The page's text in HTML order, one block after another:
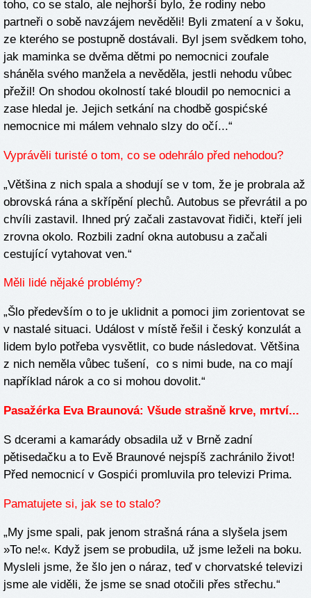
toho, co se stalo, ale nejhorší bylo, že rodiny nebo
partneři o sobě navzájem nevěděli! Byli zmatení a v šoku,
ze kterého se postupně dostávali. Byl jsem svědkem toho,
jak maminka se dvěma dětmi po nemocnici zoufale
sháněla svého manžela a nevěděla, jestli nehodu vůbec
přežil! On shodou okolností také bloudil po nemocnici a
zase hledal je. Jejich setkání na chodbě gospićské
nemocnice mi málem vehnalo slzy do očí...“
Vyprávěli turisté o tom, co se odehrálo před nehodou?
„Většina z nich spala a shodují se v tom, že je probrala až
obrovská rána a skřípění plechů. Autobus se převrátil a po
chvíli zastavil. Ihned prý začali zastavovat řidiči, kteří jeli
zrovna okolo. Rozbili zadní okna autobusu a začali
cestující vytahovat ven.“
Měli lidé nějaké problémy?
„Šlo především o to je uklidnit a pomoci jim zorientovat se
v nastalé situaci. Událost v místě řešil i český konzulát a
lidem bylo potřeba vysvětlit, co bude následovat. Většina
z nich neměla vůbec tušení, co s nimi bude, na co mají
například nárok a co si mohou dovolit.“
Pasažérka Eva Braunová: Všude strašně krve, mrtví...
S dcerami a kamarády obsadila už v Brně zadní
pětisedačku a to Evě Braunové nejspíš zachránilo život!
Před nemocnicí v Gospići promluvila pro televizi Prima.
Pamatujete si, jak se to stalo?
„My jsme spali, pak jenom strašná rána a slyšela jsem
»To ne!«. Když jsem se probudila, už jsme leželi na boku.
Mysleli jsme, že šlo jen o náraz, teď v chorvatské televizi
jsme ale viděli, že jsme se snad otočili přes střechu.“